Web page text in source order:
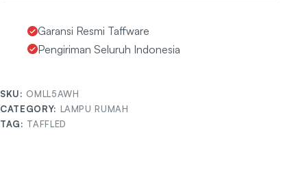
Garansi Resmi Taffware
Pengiriman Seluruh Indonesia
SKU: OMLL5AWH
CATEGORY: LAMPU RUMAH
TAG: TAFFLED